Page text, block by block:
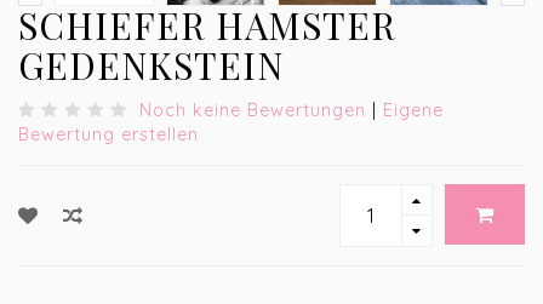
SCHIEFER HAMSTER
GEDENKSTEIN
Noch keine Bewertungen | Eigene
Bewertung erstellen